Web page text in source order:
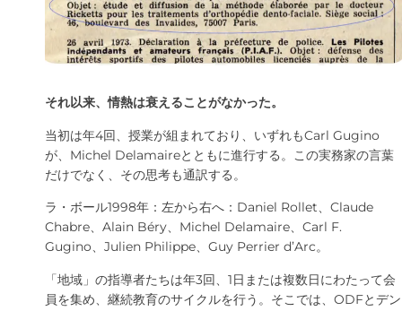
それ以来、情熱は衰えることがなかった。
当初は年4回、授業が組まれており、いずれもCarl Gugino
が、Michel Delamaireとともに進行する。この実務家の言葉
だけでなく、その思考も通訳する。
ラ・ボール1998年：左から右へ：Daniel Rollet、Claude
Chabre、Alain Béry、Michel Delamaire、Carl F.
Gugino、Julien Philippe、Guy Perrier d’Arc。
「地域」の指導者たちは年3回、1日または複数日にわたって会
員を集め、継続教育のサイクルを行う。そこでは、ODFとデン